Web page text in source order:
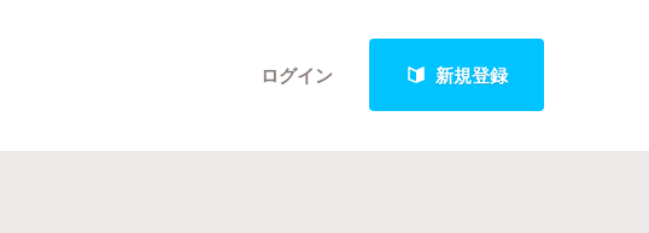
ログイン 新規登録